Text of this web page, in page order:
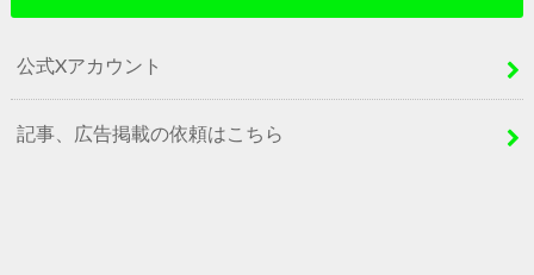
公式Xアカウント
記事、広告掲載の依頼はこちら